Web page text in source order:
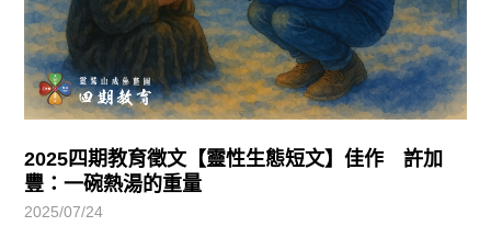
2025四期教育徵文【靈性生態短文】佳作 許加
豐：一碗熱湯的重量
2025/07/24